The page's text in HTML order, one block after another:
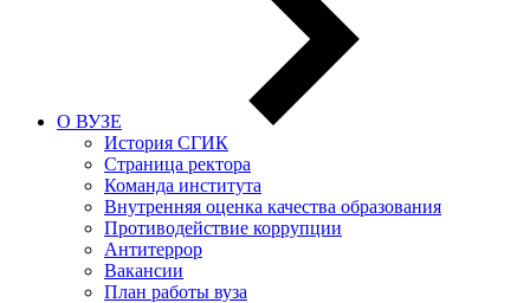
О ВУЗЕ
История СГИК
Страница ректора
Команда института
Внутренняя оценка качества образования
Противодействие коррупции
Антитеррор
Вакансии
План работы вуза